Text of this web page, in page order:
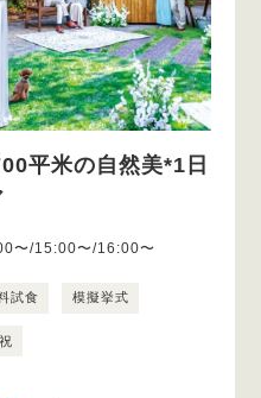
平米の自然美*1日
〜/15:00〜/16:00〜
試食 模擬挙式